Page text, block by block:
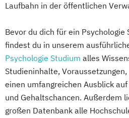
Laufbahn in der öffentlichen
Bevor du dich für ein
findest du in unserem
Psychologie Studium alles
Studieninhalte,
einen umfangreichen Ausblick
und Gehaltschancen. Außerdem
großen Datenbank alle